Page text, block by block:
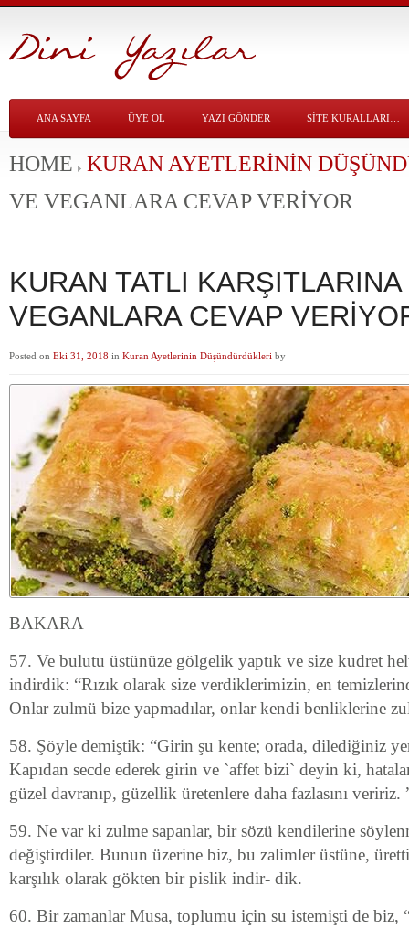
ANA SAYFA ÜYE OL YAZI GÖNDER SITE KURALLARI…
HOME KURAN AYETLERININ
VE VEGANLARA CEVAP VERİYOR
KURAN TATLI KARŞITLARINA
VEGANLARA CEVAP
Posted on Eki 31, 2018 in Kuran Ayetlerinin Düşündürdükleri by
BAKARA
57. Ve bulutu üstünüze gölgelik yaptık ve size kudret
indirdik: “Rızık olarak size verdiklerimizin, en
Onlar zulmü bize yapmadılar, onlar kendi benliklerine
58. Şöyle demiştik: “Girin şu kente; orada, dilediğiniz
Kapıdan secde ederek girin ve `affet bizi` deyin ki,
güzel davranıp, güzellik üretenlere daha fazlasını veririz.
59. Ne var ki zulme sapanlar, bir sözü kendilerine
değiştirdiler. Bunun üzerine biz, bu zalimler üstüne,
karşılık olarak gökten bir pislik indir- dik.
60. Bir zamanlar Musa, toplumu için su istemişti de biz,